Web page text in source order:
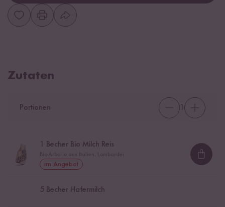
Zutaten
Portionen
Becher Bio Milch Reis
im Angebot
5 Becher Hafermilch